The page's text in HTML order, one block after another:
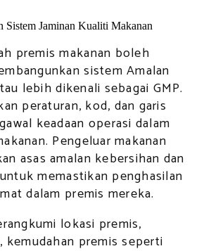
Sistem Jaminan Kualiti Makanan
premis makanan boleh
sistem Amalan
lebih dikenali sebagai GMP.
peraturan, kod, dan garis
keadaan operasi dalam
Pengeluar makanan
asas amalan kebersihan dan
memastikan penghasilan
dalam premis mereka.
lokasi premis,
premis seperti